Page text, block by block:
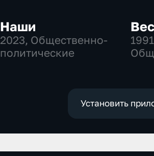
Наши
2023, Общественно-
политические
Установить